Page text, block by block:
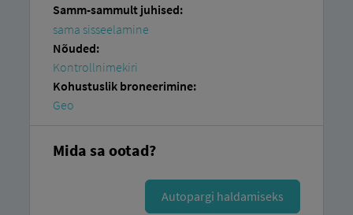
Samm-sammult juhised:
sama sisseelamine
Nõuded:
Kontrollnimekiri
Kohustuslik broneerimine:
Geo
Mida sa ootad?
Autopargi haldamiseks